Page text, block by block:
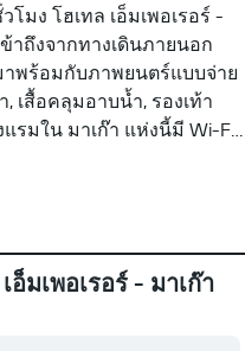
มง โฮเทล เอ็มเพอเรอร์ -
าถึงจากทางเดินภายนอก
พร้อมกับภาพยนตร์แบบจ่าย
เสื้อคลุมอาบน้ำ, รองเท้า
รมใน มาเก๊า แห่งนี้มี Wi-Fi
ะอาดทุกวัน
มเพอเรอร์ - มาเก๊า